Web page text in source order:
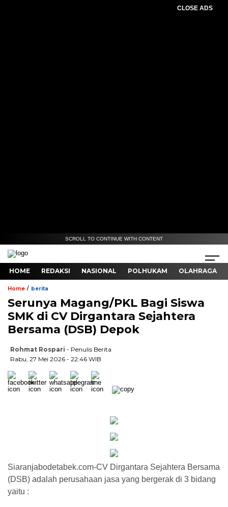
CLOSE ADS
SCROLL TO CONTINUE WITH CONTENT
HOME REDAKSI NASIONAL POLHUKAM OLAHRAGA
Home / berita
Serunya Magang/PKL Bagi Siswa
SMK di CV Dirgantara Sejahtera
Bersama (DSB) Depok
Rohmat Rospari - Penulis Berita
Rabu, 27 Mei 2026 - 22:46 WIB
Siaranjabodetabek.com-CV Dirgantara Sejahtera Bersama
(DSB) adalah perusahaan jasa yang bergerak di 3 bidang
yaitu :